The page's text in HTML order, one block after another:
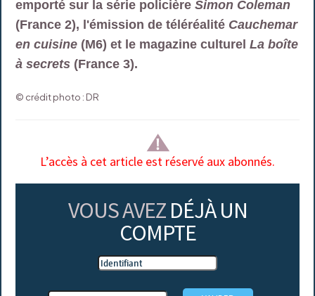
emporté sur la série policièreSimon Coleman
(France 2), l'émission de téléréalité Cauchemar
en cuisine (M6) et le magazine culturelLa boîte
à secrets (France 3).
© crédit photo : DR
L’accès à cet article est réservé aux abonnés.
VOUS AVEZ DÉJÀ UN
COMPTE